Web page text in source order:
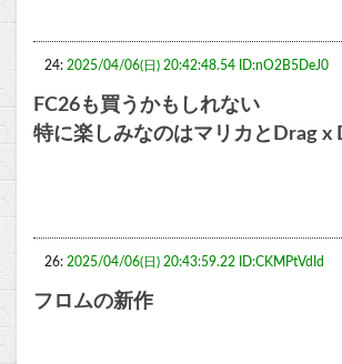
24: 2025/04/06(日) 20:42:48.54 ID:nO2B5DeJ0
FC26も買うかもしれない
特に楽しみなのはマリカとDrag x
26: 2025/04/06(日) 20:43:59.22 ID:CKMPtVdId
フロムの新作